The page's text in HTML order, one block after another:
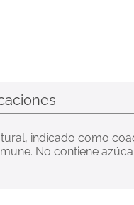
indicado como
No contiene